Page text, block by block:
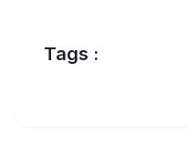
Tags :